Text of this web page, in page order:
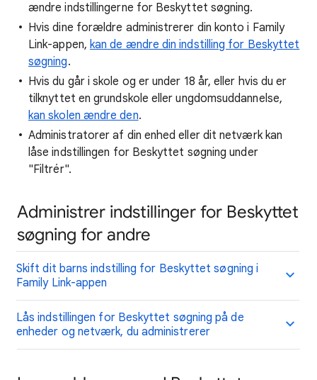
ændre indstillingerne for Beskyttet søgning.
Hvis dine forældre administrerer din konto i Family
Link-appen, kan de ændre din indstilling for Beskyttet
søgning.
Hvis du går i skole og er under 18 år, eller hvis du er
tilknyttet en grundskole eller ungdomsuddannelse,
kan skolen ændre den.
Administratorer af din enhed eller dit netværk kan
låse indstillingen for Beskyttet søgning under
"Filtrér".
Administrer indstillinger for Beskyttet
søgning for andre
Skift dit barns indstilling for Beskyttet søgning i
Family Link-appen
Lås indstillingen for Beskyttet søgning på de
enheder og netværk, du administrerer